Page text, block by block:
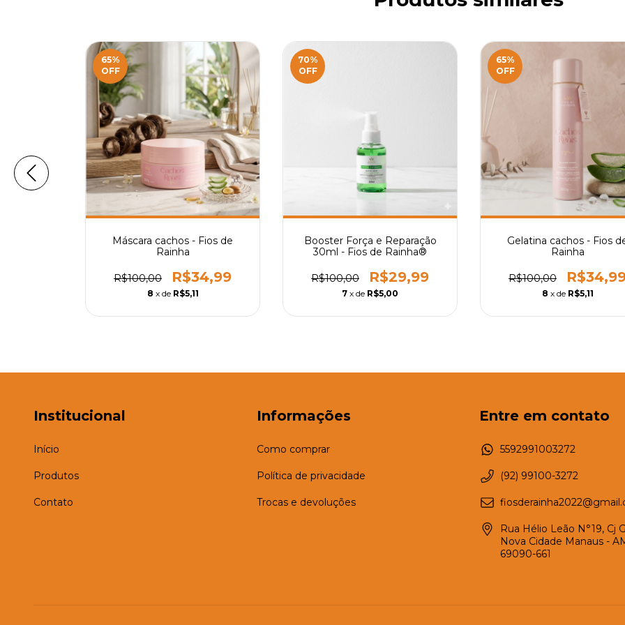
65%
OFF
Máscara cachos - Fios de
Rainha
R$100,00 R$34,99
8 x de R$5,11
70%
OFF
Booster Força e Reparação
30ml - Fios de Rainha®
R$100,00 R$29,99
7 x de R$5,00
65%
OFF
Gelatina cachos - Fios
Rainha
R$100,00
8 x de R$5,11
Institucional
Início
Produtos
Contato
Informações
Como comprar
Política de privacidade
Trocas e devoluções
Entre em contato
5592991003272
(92) 99100-3272
Rua Hélio Leão N°19, Cj
Nova Cidade Manaus -
69090-661